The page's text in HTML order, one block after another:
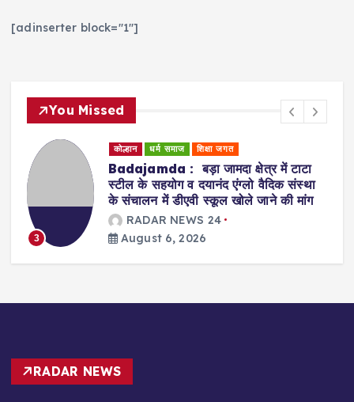
[adinserter block="1"]
You Missed
3
कोल्हान धर्म समाज शिक्षा जगत
Badajamda : बड़ा जामदा क्षेत्र में टाटा
स्टील के सहयोग व दयानंद एंग्लो वैदिक संस्था
के संचालन में डीएवी स्कूल खोले जाने की मांग
RADAR NEWS 24
August 6, 2026
RADAR NEWS